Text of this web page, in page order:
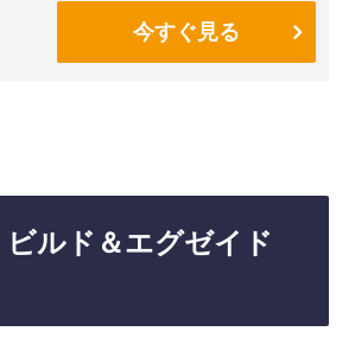
今すぐ見る
ルド＆エグゼイド